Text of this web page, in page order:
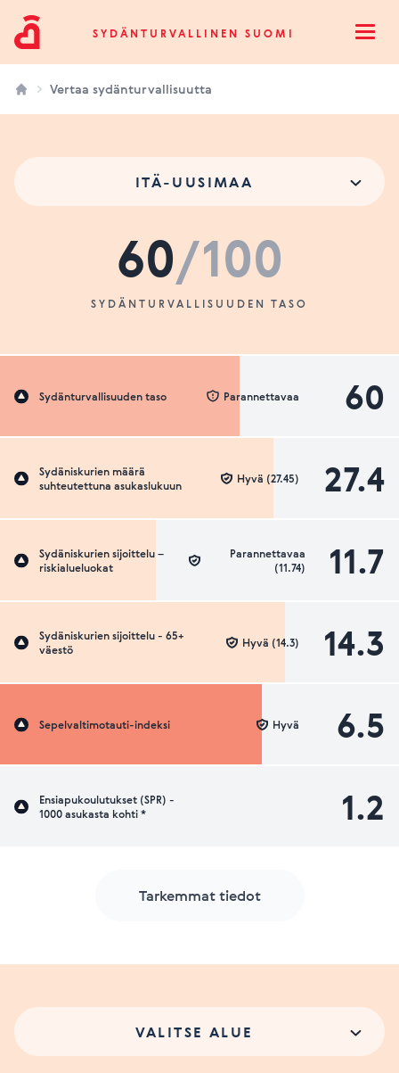
Sydänturvallinen SuomiSYDÄNTURVALLINEN SUOMI
Vertaa sydänturvallisuutta
ITÄ-UUSIMAA
60/100
SYDÄNTURVALLISUUDEN TASO
Sydänturvallisuuden taso 60
Parannettavaa
Sydäniskurien määrä
suhteutettuna asukaslukuun
27.4
Hyvä (27.45)
Sydäniskurien sijoittelu –
riskialueluokat
11.7
Parannettavaa
(11.74)
Sydäniskurien sijoittelu - 65+
väestö
14.3
Hyvä (14.3)
Sepelvaltimotauti-indeksi 6.5
Hyvä
Ensiapukoulutukset (SPR) -
1000 asukasta kohti *
1.2
Tarkemmat tiedot
VALITSE ALUE